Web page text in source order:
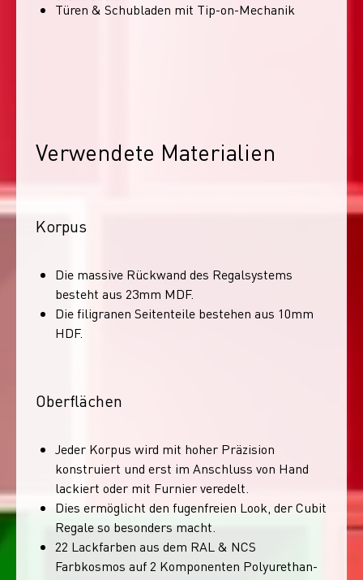
Türen & Schubladen mit Tip-on-Mechanik
Verwendete Materialien
Korpus
Die massive Rückwand des Regalsystems
besteht aus 23mm MDF.
Die filigranen Seitenteile bestehen aus 10mm
HDF.
Oberflächen
Jeder Korpus wird mit hoher Präzision
konstruiert und erst im Anschluss von Hand
lackiert oder mit Furnier veredelt.
Dies ermöglicht den fugenfreien Look, der Cubit
Regale so besonders macht.
22 Lackfarben aus dem RAL & NCS
Farbkosmos auf 2 Komponenten Polyurethan-